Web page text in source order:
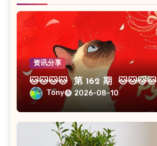
资讯分享
🐱🐱🐱🐱 第 162 期 🐱🐱🐱🐱
Tony 2026-08-10